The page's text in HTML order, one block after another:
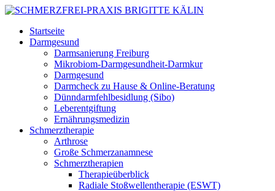
Startseite
Darmgesund
Darmsanierung Freiburg
Mikrobiom-Darmgesundheit-Darmkur
Darmgesund
Darmcheck zu Hause & Online-Beratung
Dünndarmfehlbesidlung (Sibo)
Leberentgiftung
Ernährungsmedizin
Schmerztherapie
Arthrose
Große Schmerzanamnese
Schmerztherapien
Therapieüberblick
Radiale Stoßwellentherapie (ESWT)